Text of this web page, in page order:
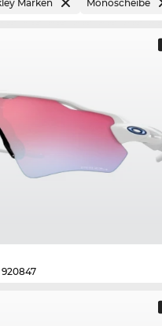
Marken Monoscheibe
920847